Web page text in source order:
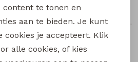
Fenda baby W20261 baby meisjes denim jack Zand
Bakkaboe
Sarra baby W20228 baby meisjes lange broek Bruin donker
12,99
content te tonen en
aan te bieden. Je kunt
cookies je accepteert. Klik
alle cookies, of kies